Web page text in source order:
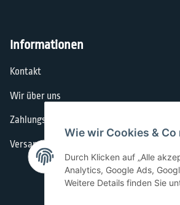
Informationen
Kontakt
Wir über uns
Zahlungsmöglichkeiten
Versandinformationen
Wie wir Cookies & Co
Durch Klicken auf „Alle
Analytics, Google Ads,
Weitere Details finden Sie